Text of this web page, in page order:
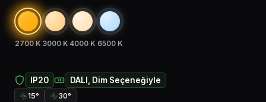
2700 K 3000 K 4000 K 6500 K
IP20 DALI, Dim Seçeneğiyle
15° 30°